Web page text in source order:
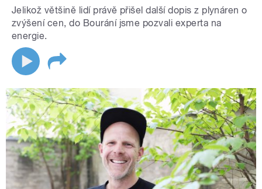
Jelikož většině lidí právě přišel další dopis z plynáren o
zvýšení cen, do Bourání jsme pozvali experta na
energie.